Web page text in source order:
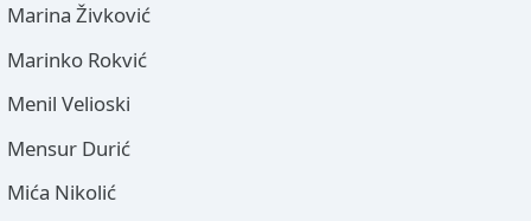
Marina Živković
Marinko Rokvić
Menil Velioski
Mensur Durić
Mića Nikolić